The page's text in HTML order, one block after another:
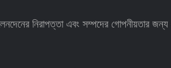
নিরাপত্তা এবং সম্পদের